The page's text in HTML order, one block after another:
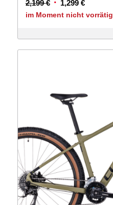
2,199€ Ursprünglicher
Preis
2,199 €
1,299 €Aktueller
Preis
1,299 €.
im Moment nicht vorrätig